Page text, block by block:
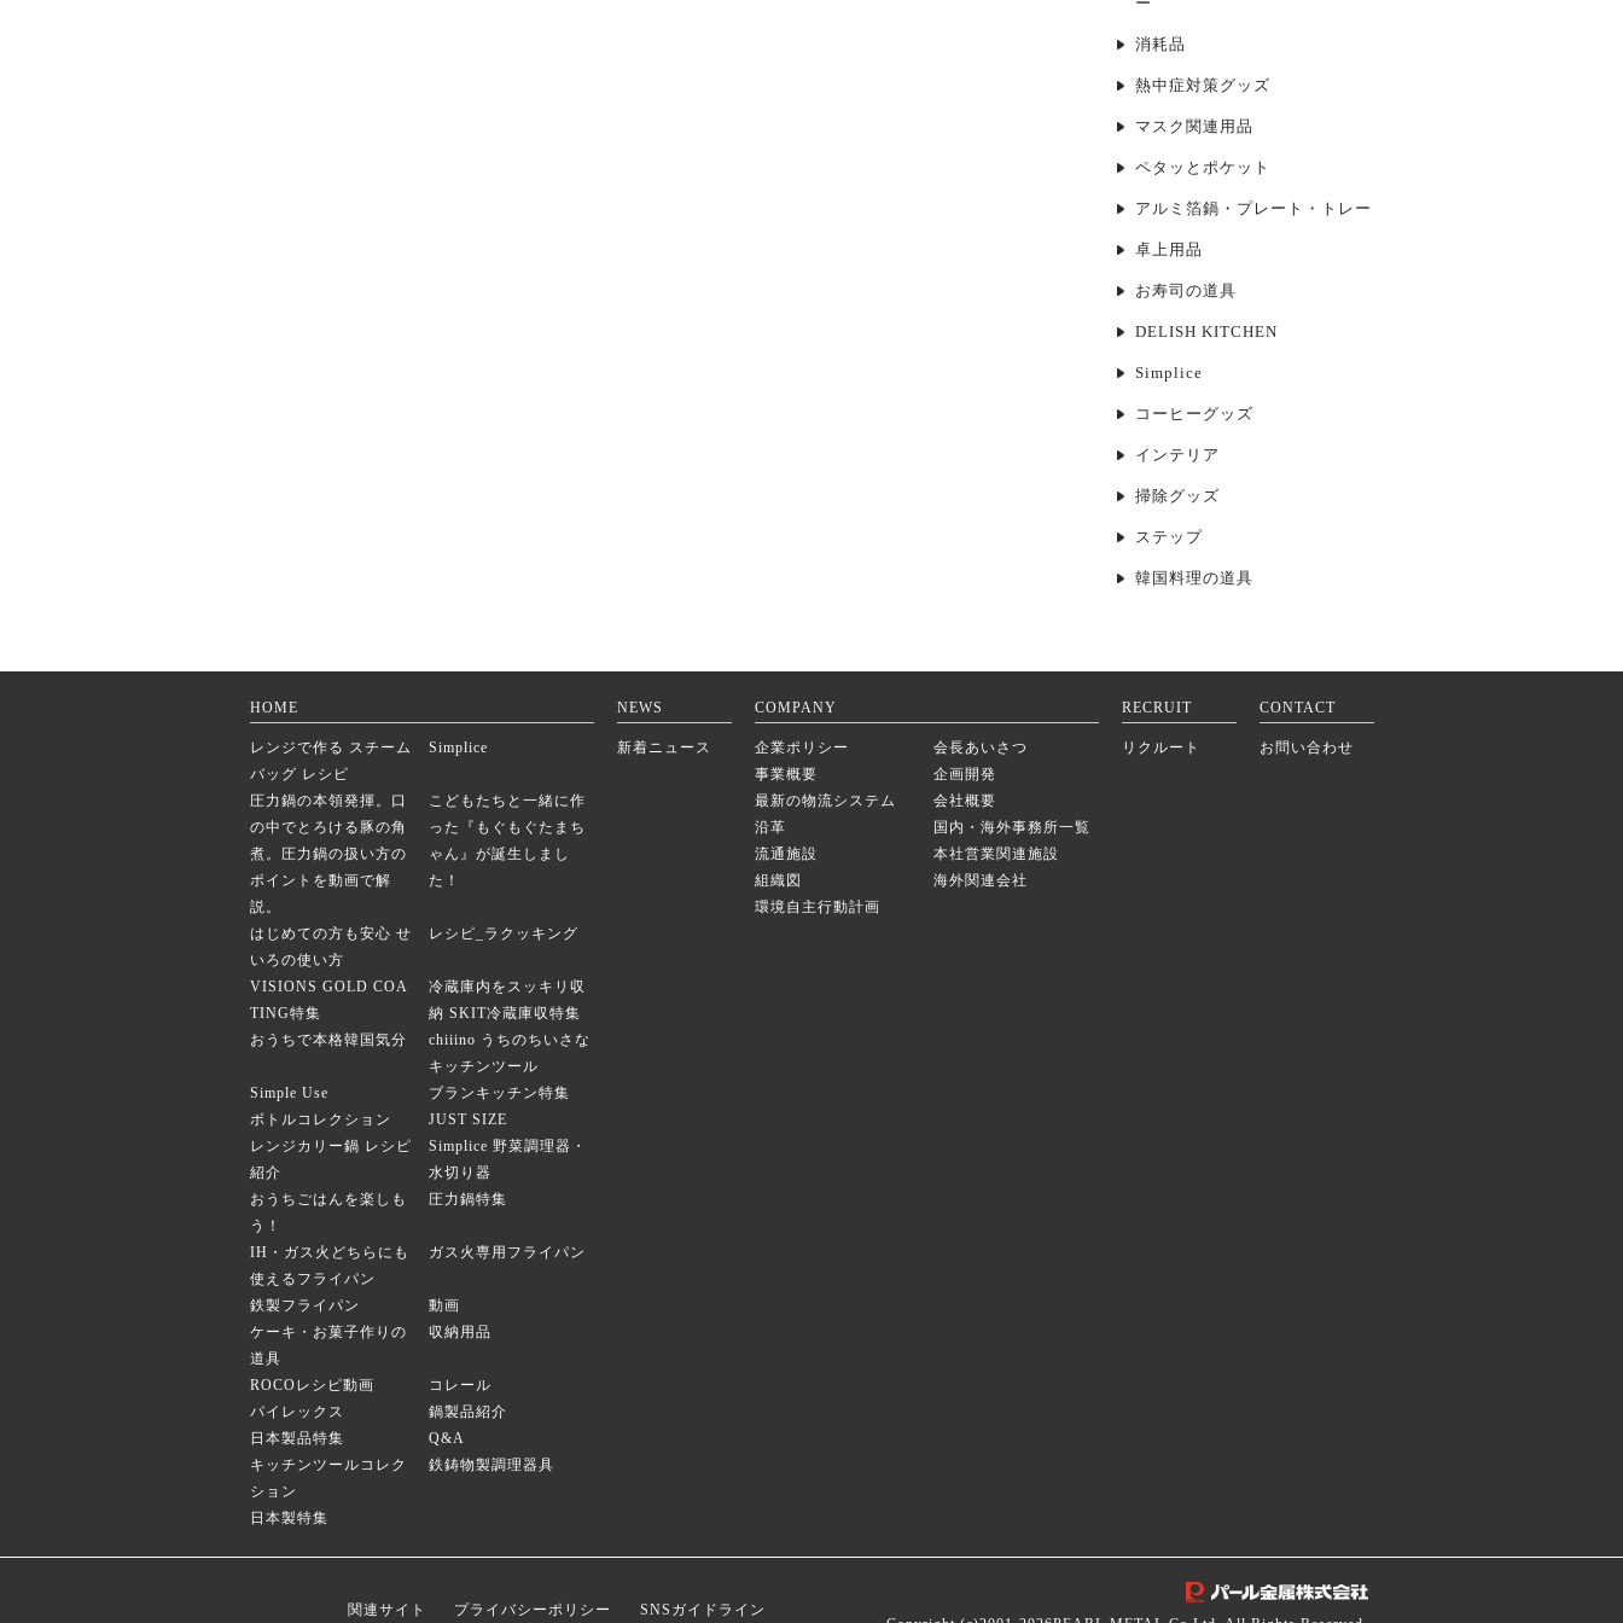
消耗品
熱中症対策グッズ
マスク関連用品
ペタッとポケット
アルミ箔鍋・プレート・トレー
卓上用品
お寿司の道具
DELISH KITCHEN
Simplice
コーヒーグッズ
インテリア
掃除グッズ
ステップ
韓国料理の道具
HOME
レンジで作る スチーム
バッグ レシピ
Simplice
圧力鍋の本領発揮。口
の中でとろける豚の角
煮。圧力鍋の扱い方の
ポイントを動画で解
説。
こどもたちと一緒に作
った『もぐもぐたまち
ゃん』が誕生しまし
た！
はじめての方も安心 せ
いろの使い方
レシピ_ラクッキング
VISIONS GOLD COA
TING特集
冷蔵庫内をスッキリ収
納 SKIT冷蔵庫収特集
おうちで本格韓国気分
chiiino うちのちいさな
キッチンツール
Simple Use
ブランキッチン特集
ボトルコレクション
JUST SIZE
レンジカリー鍋 レシピ
紹介
Simplice 野菜調理器・
水切り器
おうちごはんを楽しも
う！
圧力鍋特集
IH・ガス火どちらにも
使えるフライパン
ガス火専用フライパン
鉄製フライパン
動画
ケーキ・お菓子作りの
道具
収納用品
ROCOレシピ動画
コレール
パイレックス
鍋製品紹介
日本製品特集
Q&A
キッチンツールコレク
ション
鉄鋳物製調理器具
日本製特集
NEWS
新着ニュース
COMPANY
企業ポリシー
会長あいさつ
事業概要
企画開発
最新の物流システム
会社概要
沿革
国内・海外事務所一覧
流通施設
本社営業関連施設
組織図
海外関連会社
環境自主行動計画
RECRUIT
リクルート
CONTACT
お問い合わせ
関連サイト プライバシーポリシー
SNSガイドライン